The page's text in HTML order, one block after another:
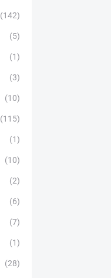
(142)
(5)
(1)
(3)
(10)
(115)
(1)
(10)
(2)
(6)
(7)
(1)
(28)